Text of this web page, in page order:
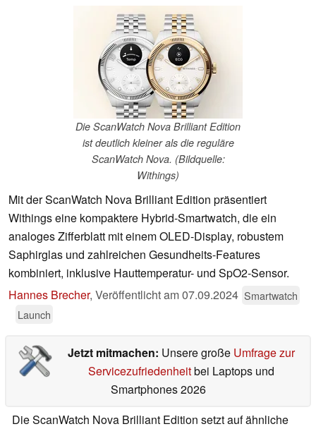
Die ScanWatch Nova Brilliant Edition
ist deutlich kleiner als die reguläre
ScanWatch Nova. (Bildquelle:
Withings)
Mit der ScanWatch Nova Brilliant Edition präsentiert
Withings eine kompaktere Hybrid-Smartwatch, die ein
analoges Zifferblatt mit einem OLED-Display, robustem
Saphirglas und zahlreichen Gesundheits-Features
kombiniert, inklusive Hauttemperatur- und SpO2-Sensor.
Hannes Brecher, Veröffentlicht am07.09.2024 Smartwatch
Launch
Jetzt mitmachen: Unsere große Umfrage zur
Servicezufriedenheitbei Laptops und
Smartphones 2026
Die ScanWatch Nova Brilliant Edition setzt auf ähnliche